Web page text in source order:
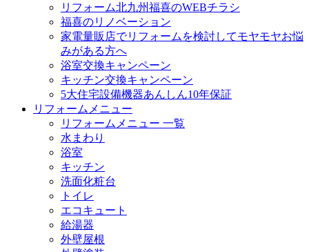
リフォーム北九州福喜のWEBチラシ
福喜のリノベーション
家電量販店でリフォームを検討してモヤモヤお悩
みがある方へ
浴室交換キャンペーン
キッチン交換キャンペーン
5大住宅設備機器あんしん10年保証
リフォームメニュー
リフォームメニュー 一覧
水まわり
浴室
キッチン
洗面化粧台
トイレ
エコキュート
給湯器
外壁屋根